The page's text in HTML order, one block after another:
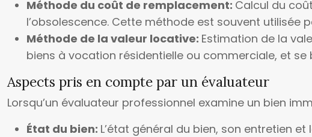
Méthode du coût de remplacement: Calcul du
l’obsolescence. Cette méthode est souvent
Méthode de la valeur locative: Estimation de la
biens à vocation résidentielle ou commerciale, et
Aspects pris en compte par un évaluateur
Lorsqu’un évaluateur professionnel examine un bien
État du bien: L’état général du bien, son entretien